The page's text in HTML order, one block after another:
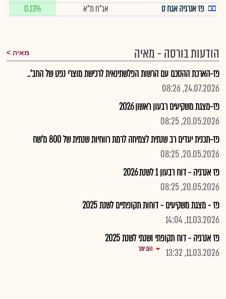
פז אנרגיה אגח ט
אג"ח ת"א 0.13%
הודעות בורסה - מאיה מאיה
פז-הארכת ההסכם עם הרשות הפלשתינאית לרכישת מוצרי נפט של החב'..
24.07.2026, 08:26
פז-מצגת משקיעים רבעון ראשון 2026
20.05.2026, 08:25
פז-תכנית יעדים רב שנתית לצמיחה לרמת רווחיות שנתית של 800 מ'שח
20.05.2026, 08:25
פז אנרגיה - דוח רבעון 1 לשנת 2026
20.05.2026, 08:25
פז - מצגת משקיעים - דוחות תקופתיים לשנת 2025
11.03.2026, 14:04
פז אנרגיה - דוח תקופתי ושנתי לשנת 2025
11.03.2026, 13:32
הצג יותר